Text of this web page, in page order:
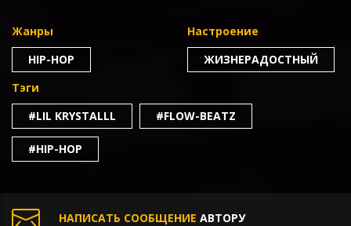
Жанры
HIP-HOP
Настроение
ЖИЗНЕРАДОСТНЫЙ
Тэги
#LIL KRYSTALLL
#FLOW-BEATZ
#HIP-HOP
НАПИСАТЬ СООБЩЕНИЕ АВТОРУ